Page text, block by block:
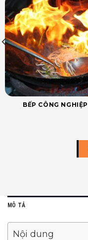
BẾP CÔNG NGHIỆP
MÔ TẢ
Nội dung